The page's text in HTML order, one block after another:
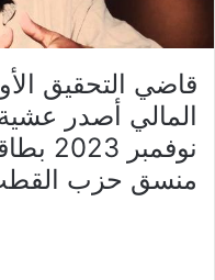
قاضي التحقيق
منسق حزب